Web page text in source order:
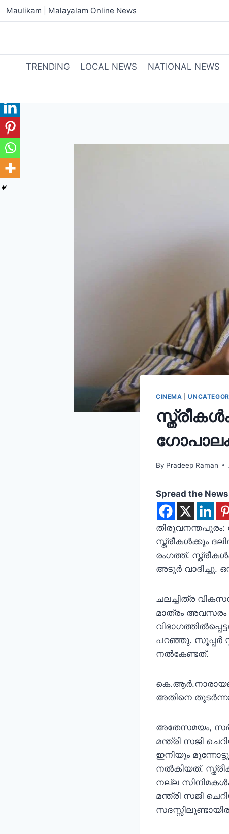
Maulikam | Malayalam Online News
TRENDING LOCAL NEWS NATIONAL NEWS
CINEMA |
By Pradeep Raman
Spread the News
തിരുവനന്തപുരം:
സ്ത്രീകൾക്കും
രംഗത്ത്.
അടൂർ വാദിച്ചു.
ചലച്ചിത്ര
മാത്രം അവസരം
പറഞ്ഞു. സൂപ്പർ
നൽകേണ്ടത്.
അതിനെ
അതേസമയം,
മന്ത്രി സജി
ഇനിയും മുന്നോട്ടു
നൽകിയത്.
നല്ല
മന്ത്രി സജി